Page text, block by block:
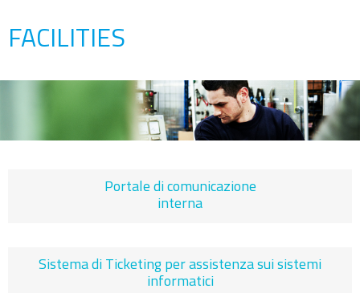
FACILITIES
Portale di comunicazione
interna
Sistema di Ticketing per assistenza sui sistemi
informatici